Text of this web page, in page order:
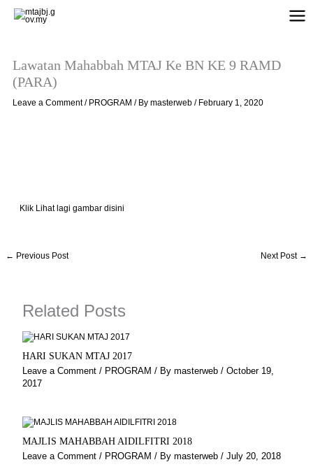
Lawatan Mahabbah MTAJ Ke BN KE 9 RAMD
(PARA)
Leave a Comment / PROGRAM / Bymasterweb/ February 1, 2020
Klik Lihat lagi gambar disini
← Previous Post Next Post →
Related Posts
HARI SUKAN MTAJ 2017
Leave a Comment / PROGRAM / By masterweb / October 19,
2017
MAJLIS MAHABBAH AIDILFITRI 2018
Leave a Comment / PROGRAM / By masterweb / July 20, 2018